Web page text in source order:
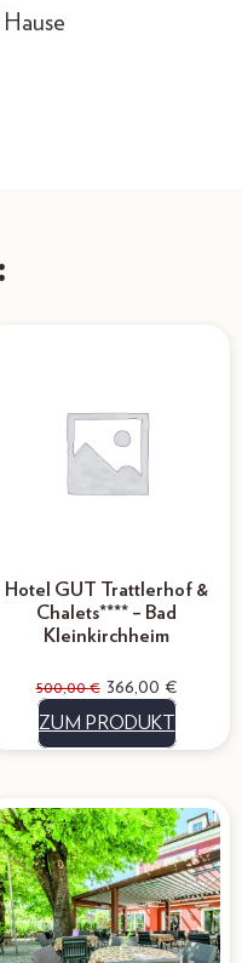
Hotel GUT Trattlerhof &
Chalets**** – Bad
Kleinkirchheim
500,00€ 366,00 €
ZUM PRODUKT